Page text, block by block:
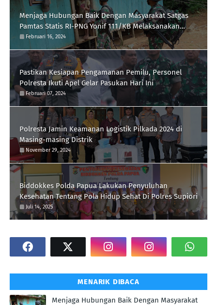
Menjaga Hubungan Baik Dengan Masyarakat Satgas
Pamtas Statis RI-PNG Yonif 111/KB Melaksanakan
Silaturrahmi
Februari 16, 2024
Pastikan Kesiapan Pengamanan Pemilu, Personel
Polresta Ikuti Apel Gelar Pasukan Hari Ini
Februari 07, 2024
Polresta Jamin Keamanan Logistik Pilkada 2024 di
Masing-masing Distrik
November 29, 2024
Biddokkes Polda Papua Lakukan Penyuluhan
Kesehatan Tentang Pola Hidup Sehat Di Polres Supiori
Juli 14, 2025
MENARIK DIBACA
Menjaga Hubungan Baik Dengan Masyarakat